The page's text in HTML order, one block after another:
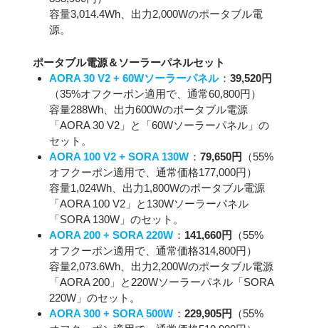
容量3,014.4Wh、出力2,000Wのポータブル電
源。
ポータブル電源＆ソーラーパネルセット
AORA 30 V2 + 60Wソーラーパネル ： 39,520円
（35%オフクーポン適用で、通常60,800円）
容量288Wh、出力600Wのポータブル電源
「AORA 30 V2」と「60Wソーラーパネル」の
セット。
AORA 100 V2 + SORA 130W ： 79,650円
（55%
オフクーポン適用で、通常価格177,000円）
容量1,024Wh、出力1,800Wのポータブル電源
「AORA 100 V2」と130Wソーラーパネル
「SORA 130W」のセット。
AORA 200 + SORA 220W ： 141,660円
（55%
オフクーポン適用で、通常価格314,800円）
容量2,073.6Wh、出力2,200Wのポータブル電源
「AORA 200」と220Wソーラーパネル「SORA
220W」のセット。
AORA 300 + SORA 500W ： 229,905円
（55%